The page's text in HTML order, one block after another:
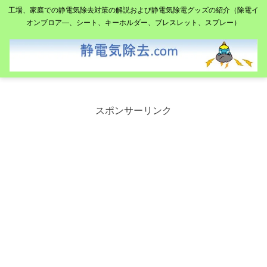
工場、家庭での静電気除去対策の解説および静電気除電グッズの紹介（除電イ
オンブロア―、シート、キーホルダー、ブレスレット、スプレー）
スポンサーリンク